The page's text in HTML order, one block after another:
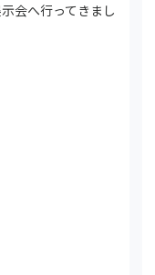
会へ行ってきまし